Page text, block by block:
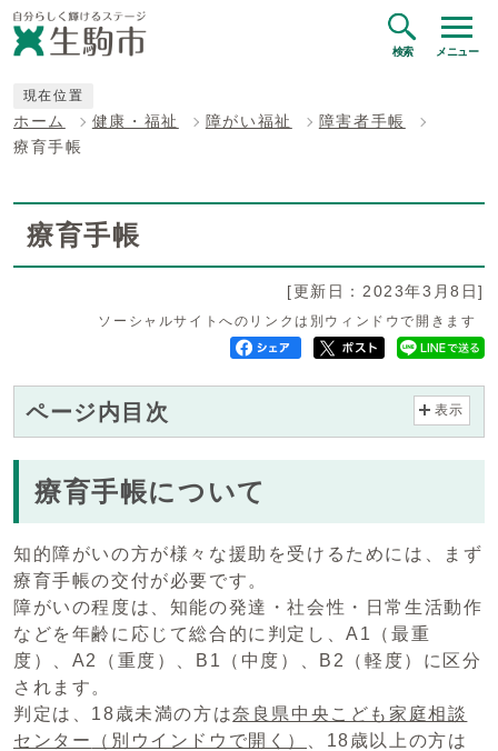
検索 メニュー
現在位置
ホーム 健康・福祉 障がい福祉
障害者手帳
療育手帳
療育手帳
[更新日：2023年3月8日]
ソーシャルサイトへのリンクは別ウィンドウで開きます
ページ内目次 表示
療育手帳について
知的障がいの方が様々な援助を受けるためには、まず
療育手帳の交付が必要です。
障がいの程度は、知能の発達・社会性・日常生活動作
などを年齢に応じて総合的に判定し、A1（最重
度）、A2（重度）、B1（中度）、B2（軽度）に区分
されます。
判定は、18歳未満の方は奈良県中央こども家庭相談
センター
（別ウインドウで開く）
、18歳以上の方は